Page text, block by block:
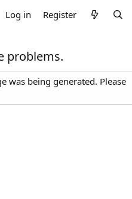
Log in Register
problems.
was being generated. Please